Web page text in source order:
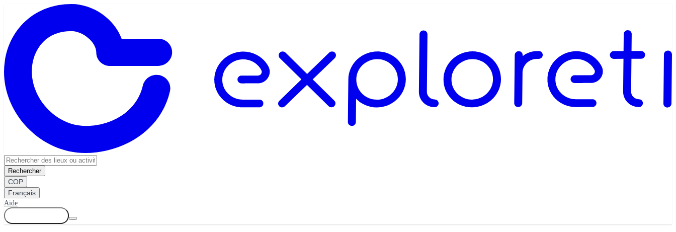
Rechercher
COP
Français
Aide